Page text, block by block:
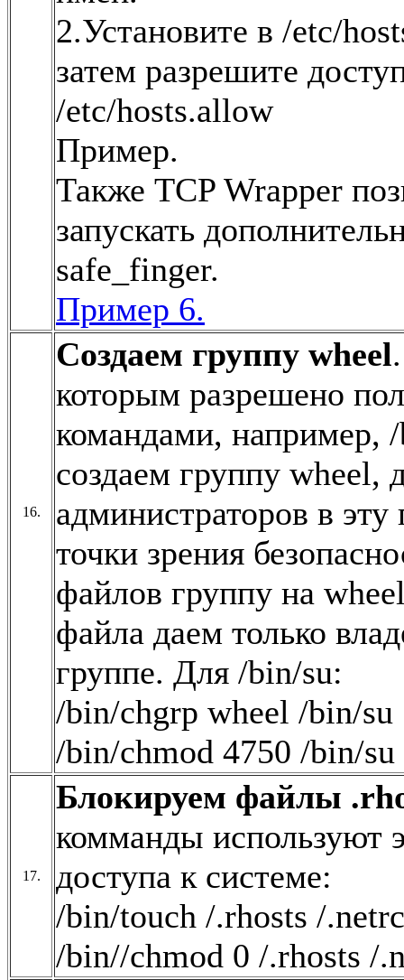
2.Установите в /etc/
затем разрешите
/etc/hosts.allow
Пример.
Также TCP Wrapper
запускать
safe_finger.
Пример 6.
16.
Создаем группу wheel
которым разрешено
командами, например,
создаем группу wheel,
администраторов в
точки зрения
файлов группу на
файла даем только
группе. Для /bin/su:
/bin/chgrp wheel /bin/su
/bin/chmod 4750 /bin/su
17.
Блокируем файлы
комманды используют
доступа к системе:
/bin/touch /.rhosts /
/bin//chmod 0 /.rhosts /